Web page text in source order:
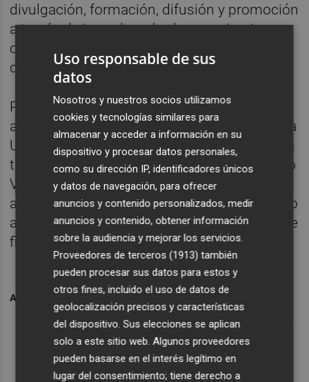
divulgación, formación, difusión y promoción
a través de jornadas, charlas, seminarios,
cursos y exposiciones, así como la edición
de publicaciones o material audiovisual.
Por otro lado, el pleno del Consell ha
aprobado el convenio entre la Generalitat y la
Universitat de València (UV) para colaborar a
través de la Cátedra de Derecho Autonómico
Valenciano, con el objetivo de realizar
acciones de promoción y estudio en derecho
autonómico valenciano, con 10.000 euros de
financiación para este ejercicio.
ARCHIVADO EN VALENCIANA
Uso responsable de sus
datos
Nosotros y nuestros socios utilizamos
cookies y tecnologías similares para
almacenar y acceder a información en su
dispositivo y procesar datos personales,
como su dirección IP, identificadores únicos
y datos de navegación, para ofrecer
anuncios y contenido personalizados, medir
anuncios y contenido, obtener información
sobre la audiencia y mejorar los servicios.
Proveedores de terceros (1913) también
pueden procesar sus datos para estos y
otros fines, incluido el uso de datos de
geolocalización precisos y características
del dispositivo. Sus elecciones se aplican
solo a este sitio web. Algunos proveedores
pueden basarse en el interés legítimo en
lugar del consentimiento; tiene derecho a